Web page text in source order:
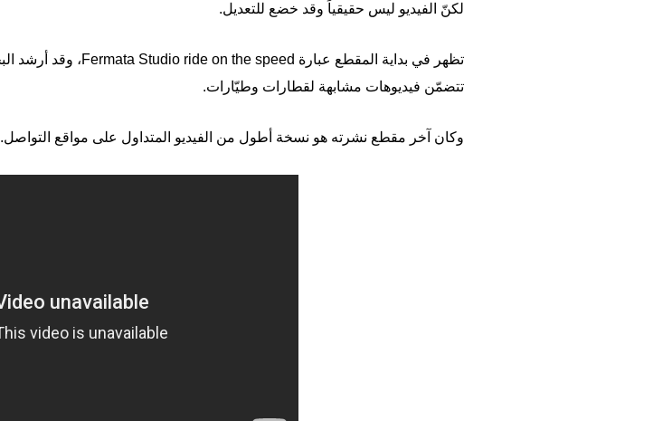
لكنّ الفيديو ليس حقيقياً وقد خضع للتعديل.
تظهر في بداية المقطع عبارة Fermata Studio ride on the speed، وقد أرشد البحث عنها إلى
تتضمّن فيديوهات مشابهة لقطارات وطيّارات.
وكان آخر مقطع نشرته هو نسخة أطول من الفيديو المتداول على مواقع التواصل.